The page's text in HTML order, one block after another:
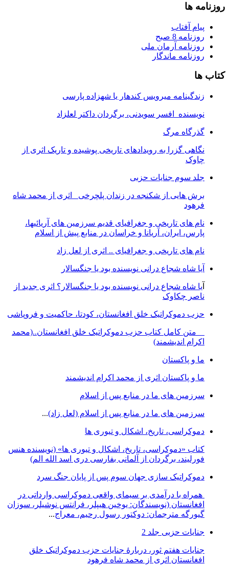
روزنامه ها
پیام آفتاب
روزنامه 8 صبح
روزنامه آرمان ملى
روزنامه ماندگار
کتاب ها
زندگینامه میرویس کندهار یا شهزاده پارسی
نویسنده افسر سویدنی، برگردان داکتر لعلزاد
گذرگاه مرگ
نگاهی گزرا به رویدادهای تاریخی پوشیده و تاریک اثری از
چاوک
جلد سوم جنایات حزبی
برش هایی از شکنجه در زندان پلچرخی اثری از محمد شاه
فرهود
نام های تاریخی و جغرافیای قدیم سرزمین های آریائیها،
پارس، ایران، آریانا و خراسان در منابع پیش از اسلام
نام های تاریخی و جغرافیای .. اثری از لعل زاد
آیا شاه شجاع درانی نویسنده بود یا جنگسالار
یا شاه شجاع درانی نویسنده بود یا جنگسالار؟ اثری جدید از
ناصر چکاوک
حزب دموکراتیک خلق افغانستان، کودتا، حاکمیت و فروپاشی
متن کامل کتاب حزب دموکراتیک خلق افغانستان..(محمد
اکرام اندیشمند)
ما و پاکستان
ما و پاکستان اثری از محمد اکرام اندیشمند
سرزمین های ما در منابع پس از اسلام
سرزمین های ما در منابع پس از اسلام (لعل زاد)...
دموکراسی، تاريخ، اشکال و تيوری ها
کتاب «دموکراسی، تاريخ، اشکال و تيوری ها» (نويسنده هنس
فورليند، برگردان از آلمانی بفارسی دری اسد الله الم)
دموکراتیک سازی جهان سوم پس از پایان جنگ سرد
همراه با درآمدی بر سیمای واقعی دموکراسی وارداتی در
افغانستان (نویسندگان: یوخین هیپلر، فرانتس نوشیلر، سوزان
گیورگه مترجمان: دوکتور رسول رحیم، معراج...
جنایات حزبی جلد 2
جنایات هفتم ثور، دربارۀ جنایات حزب دموکراتیک خلق
افغانستان اثری از محمد شاه فرهود